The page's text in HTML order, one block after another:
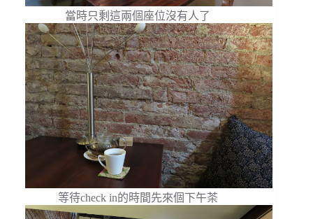
當時只剩這兩個座位沒有人了
等待check in的時間先來個下午茶